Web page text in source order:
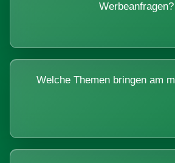
Werbeanfragen?
Welche Themen bringen am